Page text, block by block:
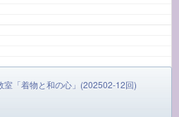
室「着物と和の心」(202502-12回)